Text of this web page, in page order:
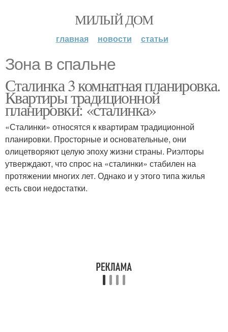
МИЛЫЙ ДОМ
главная новости статьи
Зона в спальне
Сталинка 3 комнатная планировка.
Квартиры традиционной
планировки: «сталинка»
«Сталинки» относятся к квартирам традиционной
планировки. Просторные и основательные, они
олицетворяют целую эпоху жизни страны. Риэлторы
утверждают, что спрос на «сталинки» стабилен на
протяжении многих лет. Однако и у этого типа жилья
есть свои недостатки.